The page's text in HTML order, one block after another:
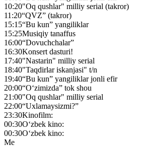
10:20"Oq qushlar" milliy serial (takror)
11:20“QVZ” (takror)
15:15“Bu kun” yangiliklar
15:25Musiqiy tanaffus
16:00“Dovuchchalar”
16:30Konsert dasturi!
17:40"Nastarin" milliy serial
18:40"Taqdirlar iskanjasi" t/n
19:40“Bu kun” yangiliklar jonli efir
20:00“O‘zimizda” tok shou
21:00"Oq qushlar" milliy serial
22:00“Uxlamaysizmi?”
23:30Kinofilm:
00:30O‘zbek kino:
00:30O‘zbek kino:
Me